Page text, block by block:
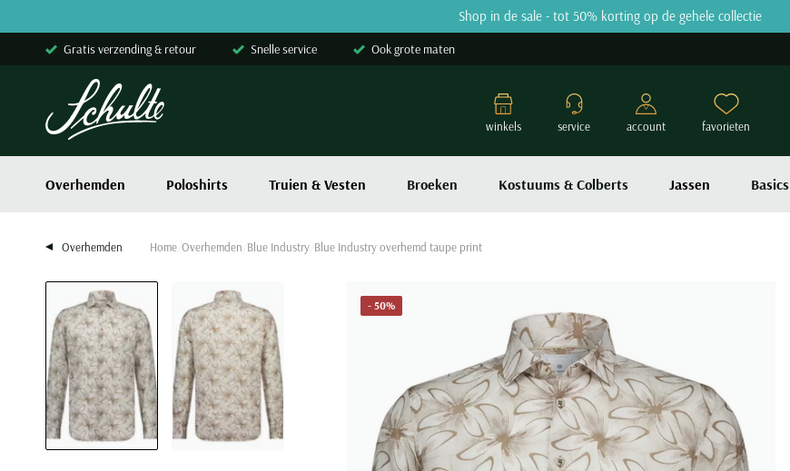
Shop in de sale - tot 50% korting op de gehele collectie
Gratis verzending & retour Snelle service Ook grote maten
Overhemden Poloshirts Truien & Vesten Broeken Kostuums & Colberts Jassen Basics
winkels service account favorieten
Overhemden Home Overhemden Blue Industry Blue Industry overhemd taupe print
- 50%